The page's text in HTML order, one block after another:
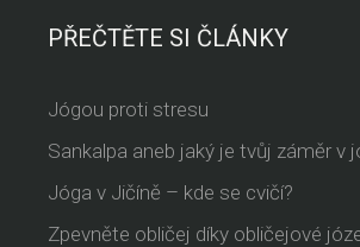
PŘEČTĚTE SI ČLÁNKY
Jógou proti stresu
Sankalpa aneb jaký je tvůj záměr v
Jóga v Jičíně – kde se cvičí?
Zpevněte obličej díky obličejové